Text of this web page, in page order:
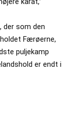
karat,”
der som den
Færøerne,
puljekamp
er endt i